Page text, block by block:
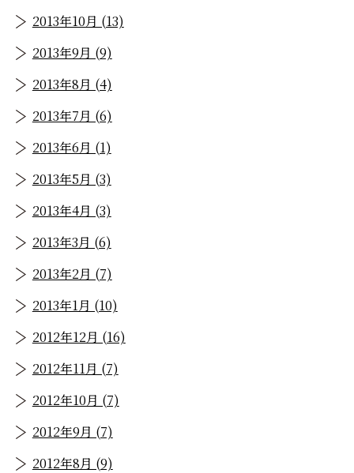
2013年10月 (13)
2013年9月 (9)
2013年8月 (4)
2013年7月 (6)
2013年6月 (1)
2013年5月 (3)
2013年4月 (3)
2013年3月 (6)
2013年2月 (7)
2013年1月 (10)
2012年12月 (16)
2012年11月 (7)
2012年10月 (7)
2012年9月 (7)
2012年8月 (9)